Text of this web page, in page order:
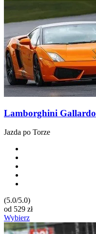
Lamborghini Gallardo
Jazda po Torze
(5.0/5.0)
od 529 zł
Wybierz